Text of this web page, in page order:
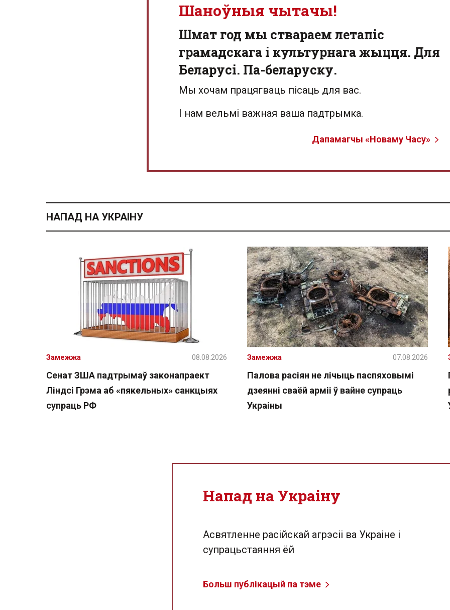
Шаноўныя чытачы!
Шмат год мы ствараем летапіс
грамадскага і культурнага жыцця. Для
Беларусі. Па-беларуску.
Мы хочам працягваць пісаць для вас.
І нам вельмі важная ваша падтрымка.
Дапамагчы «Новаму Часу»
НАПАД НА УКРАІНУ
Сенат ЗША падтрымаў законапраект
Ліндсі Грэма аб «пякельных» санкцыях
супраць РФ
Замежжа 08.08.2026
Палова расіян не лічыць паспяховымі
дзеянні сваёй арміі ў вайне супраць
Украіны
Замежжа 07.08.2026
Напад на Украіну
Асвятленне расійскай агрэсіі ва Украіне і
супрацьстаяння ёй
Больш публікацый па тэме